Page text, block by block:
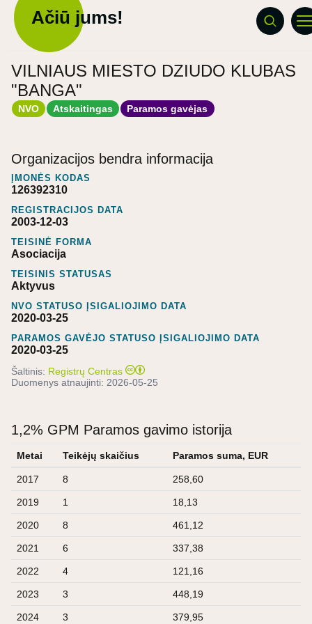
Ačiū jums!
VILNIAUS MIESTO DZIUDO KLUBAS
"BANGA"
NVO Atskaitingas Paramos gavėjas
Organizacijos bendra informacija
ĮMONĖS KODAS
126392310
REGISTRACIJOS DATA
2003-12-03
TEISINĖ FORMA
Asociacija
TEISINIS STATUSAS
Aktyvus
NVO STATUSO ĮSIGALIOJIMO DATA
2020-03-25
PARAMOS GAVĖJO STATUSO ĮSIGALIOJIMO DATA
2020-03-25
Šaltinis: Registrų Centras
Duomenys atnaujinti: 2026-05-25
1,2% GPM Paramos gavimo istorija
Metai Teikėjų skaičius Paramos suma, EUR
2017 8 258,60
2019 1 18,13
2020 8 461,12
2021 6 337,38
2022 4 121,16
2023 3 448,19
2024 3 379,95